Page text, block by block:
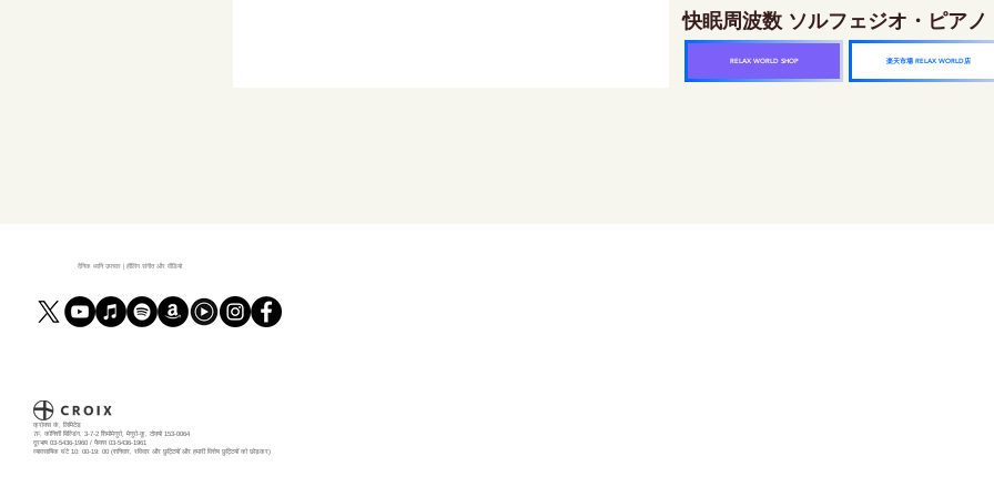
快眠周波数 ソルフェジオ・ピア
RELAX WORLD SHOP 楽天市場 RELAX WORLD店
दैनिक ध्वनि उपचार | हीलिंग संगीत और वीडियो
क्रोक्स कं, लिमिटेड
7F, कोनिशी बिल्डिंग, 3-7-2 शिमोमेगुरो, मेगुरो-कू, टोक्यो 153-0064
दूरभाष 03-5436-1960 / फैक्स 03-5436-1961
व्यावसायिक घंटे 10: 00-19: 00 (शनिवार, रविवार और छुट्टियों और हमारी विशेष छुट्टियों को छोड़कर)